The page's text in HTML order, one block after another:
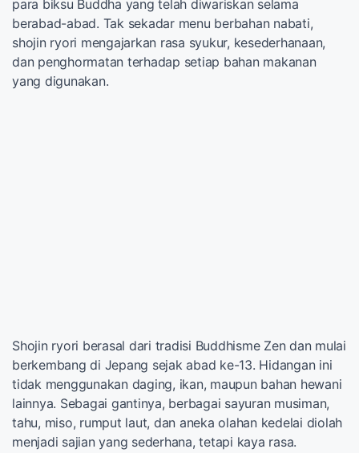
para biksu Buddha yang telah diwariskan selama
berabad-abad. Tak sekadar menu berbahan nabati,
shojin ryori mengajarkan rasa syukur, kesederhanaan,
dan penghormatan terhadap setiap bahan makanan
yang digunakan.
Shojin ryori berasal dari tradisi Buddhisme Zen dan mulai
berkembang di Jepang sejak abad ke-13. Hidangan ini
tidak menggunakan daging, ikan, maupun bahan hewani
lainnya. Sebagai gantinya, berbagai sayuran musiman,
tahu, miso, rumput laut, dan aneka olahan kedelai diolah
menjadi sajian yang sederhana, tetapi kaya rasa.